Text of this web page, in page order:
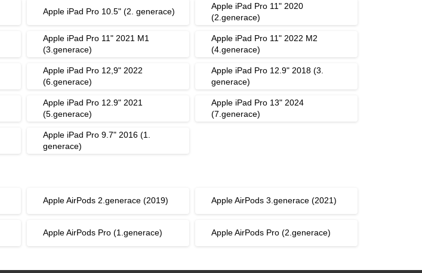
Apple iPad Pro 10.5" (2. generace)
Apple iPad Pro 11" 2020
(2.generace)
Apple iPad Pro 11" 2021 M1
(3.generace)
Apple iPad Pro 11" 2022 M2
(4.generace)
Apple iPad Pro 12,9" 2022
(6.generace)
Apple iPad Pro 12.9" 2018 (3.
generace)
Apple iPad Pro 12.9" 2021
(5.generace)
Apple iPad Pro 13" 2024
(7.generace)
Apple iPad Pro 9.7" 2016 (1.
generace)
Apple AirPods 2.generace (2019) Apple AirPods 3.generace (2021)
Apple AirPods Pro (1.generace) Apple AirPods Pro (2.generace)